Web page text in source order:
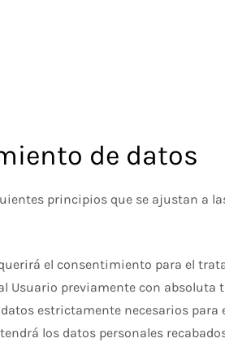
de datos
principios que se ajustan a
el consentimiento para el
Usuario previamente con absoluta
estrictamente necesarios para
los datos personales